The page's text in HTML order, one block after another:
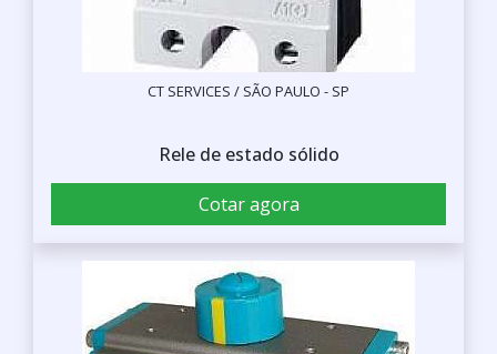
CT SERVICES / SÃO PAULO - SP
Rele de estado sólido
Cotar agora